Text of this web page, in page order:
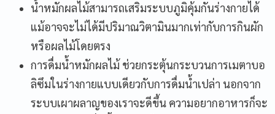
น้ำหมักผลไม้สามารถเสริมระบบภูมิคุ้มกันร่างกายได้
แม้อาจจะไม่ได้มีปริมาณวิตามินมากเท่ากับการกินผัก
หรือผลไม้โดยตรง
การดื่มน้ำหมักผลไม้ ช่วยกระตุ้นกระบวนการเมตาบอ
ลิซึมในร่างกายแบบเดียวกับการดื่มน้ำเปล่า นอกจาก
ระบบเผาผลาญของเราจะดีขึ้น ความอยากอาหารก็จะ